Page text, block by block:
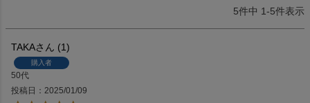
5件中 1-5件表示
TAKA 1
購入者
50代
投稿日
2025/01/09